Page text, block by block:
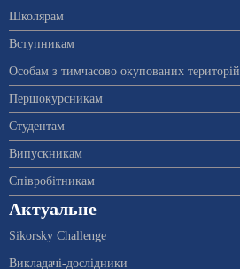
Школярам
Вступникам
Особам з тимчасово окупованих територій
Першокурсникам
Студентам
Випускникам
Співробітникам
Актуальне
Sikorsky Challenge
Викладачі-дослідники